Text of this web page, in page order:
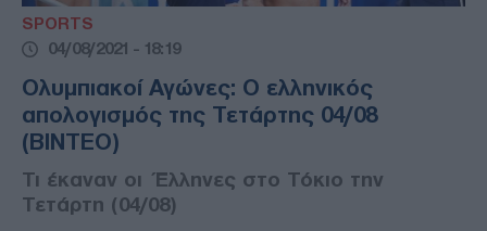
SPORTS
04/08/2021 - 18:19
Ολυμπιακοί Αγώνες: Ο ελληνικός
απολογισμός της Τετάρτης 04/08
(ΒΙΝΤΕΟ)
Τι έκαναν οι Έλληνες στο Τόκιο την
Τετάρτη (04/08)